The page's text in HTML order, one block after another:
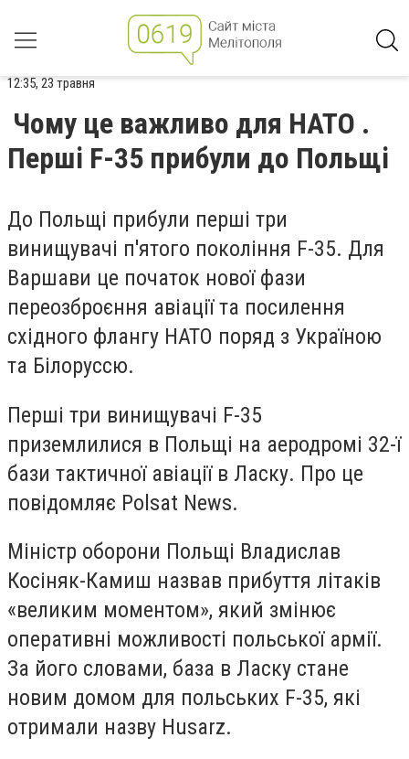
12:35, 23 травня
Чому це важливо для НАТО .
Перші F-35 прибули до Польщі
До Польщі прибули перші три
винищувачі п'ятого покоління F-35. Для
Варшави це початок нової фази
переозброєння авіації та посилення
східного флангу НАТО поряд з Україною
та Білоруссю.
Перші три винищувачі F-35
приземлилися в Польщі на аеродромі 32-ї
бази тактичної авіації в Ласку. Про це
повідомляє Polsat News.
Міністр оборони Польщі Владислав
Косіняк-Камиш назвав прибуття літаків
«великим моментом», який змінює
оперативні можливості польської армії.
За його словами, база в Ласку стане
новим домом для польських F-35, які
отримали назву Husarz.